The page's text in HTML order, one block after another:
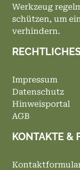
Werkzeug
schützen, um
verhindern.
Impressum
Datenschutz
Hinweisportal
AGB
KONTAKTE &